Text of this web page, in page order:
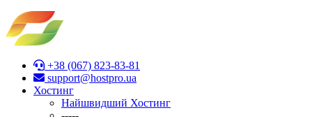
+38 (067) 823-83-81
support@hostpro.ua
Хостинг
Найшвидший Хостинг